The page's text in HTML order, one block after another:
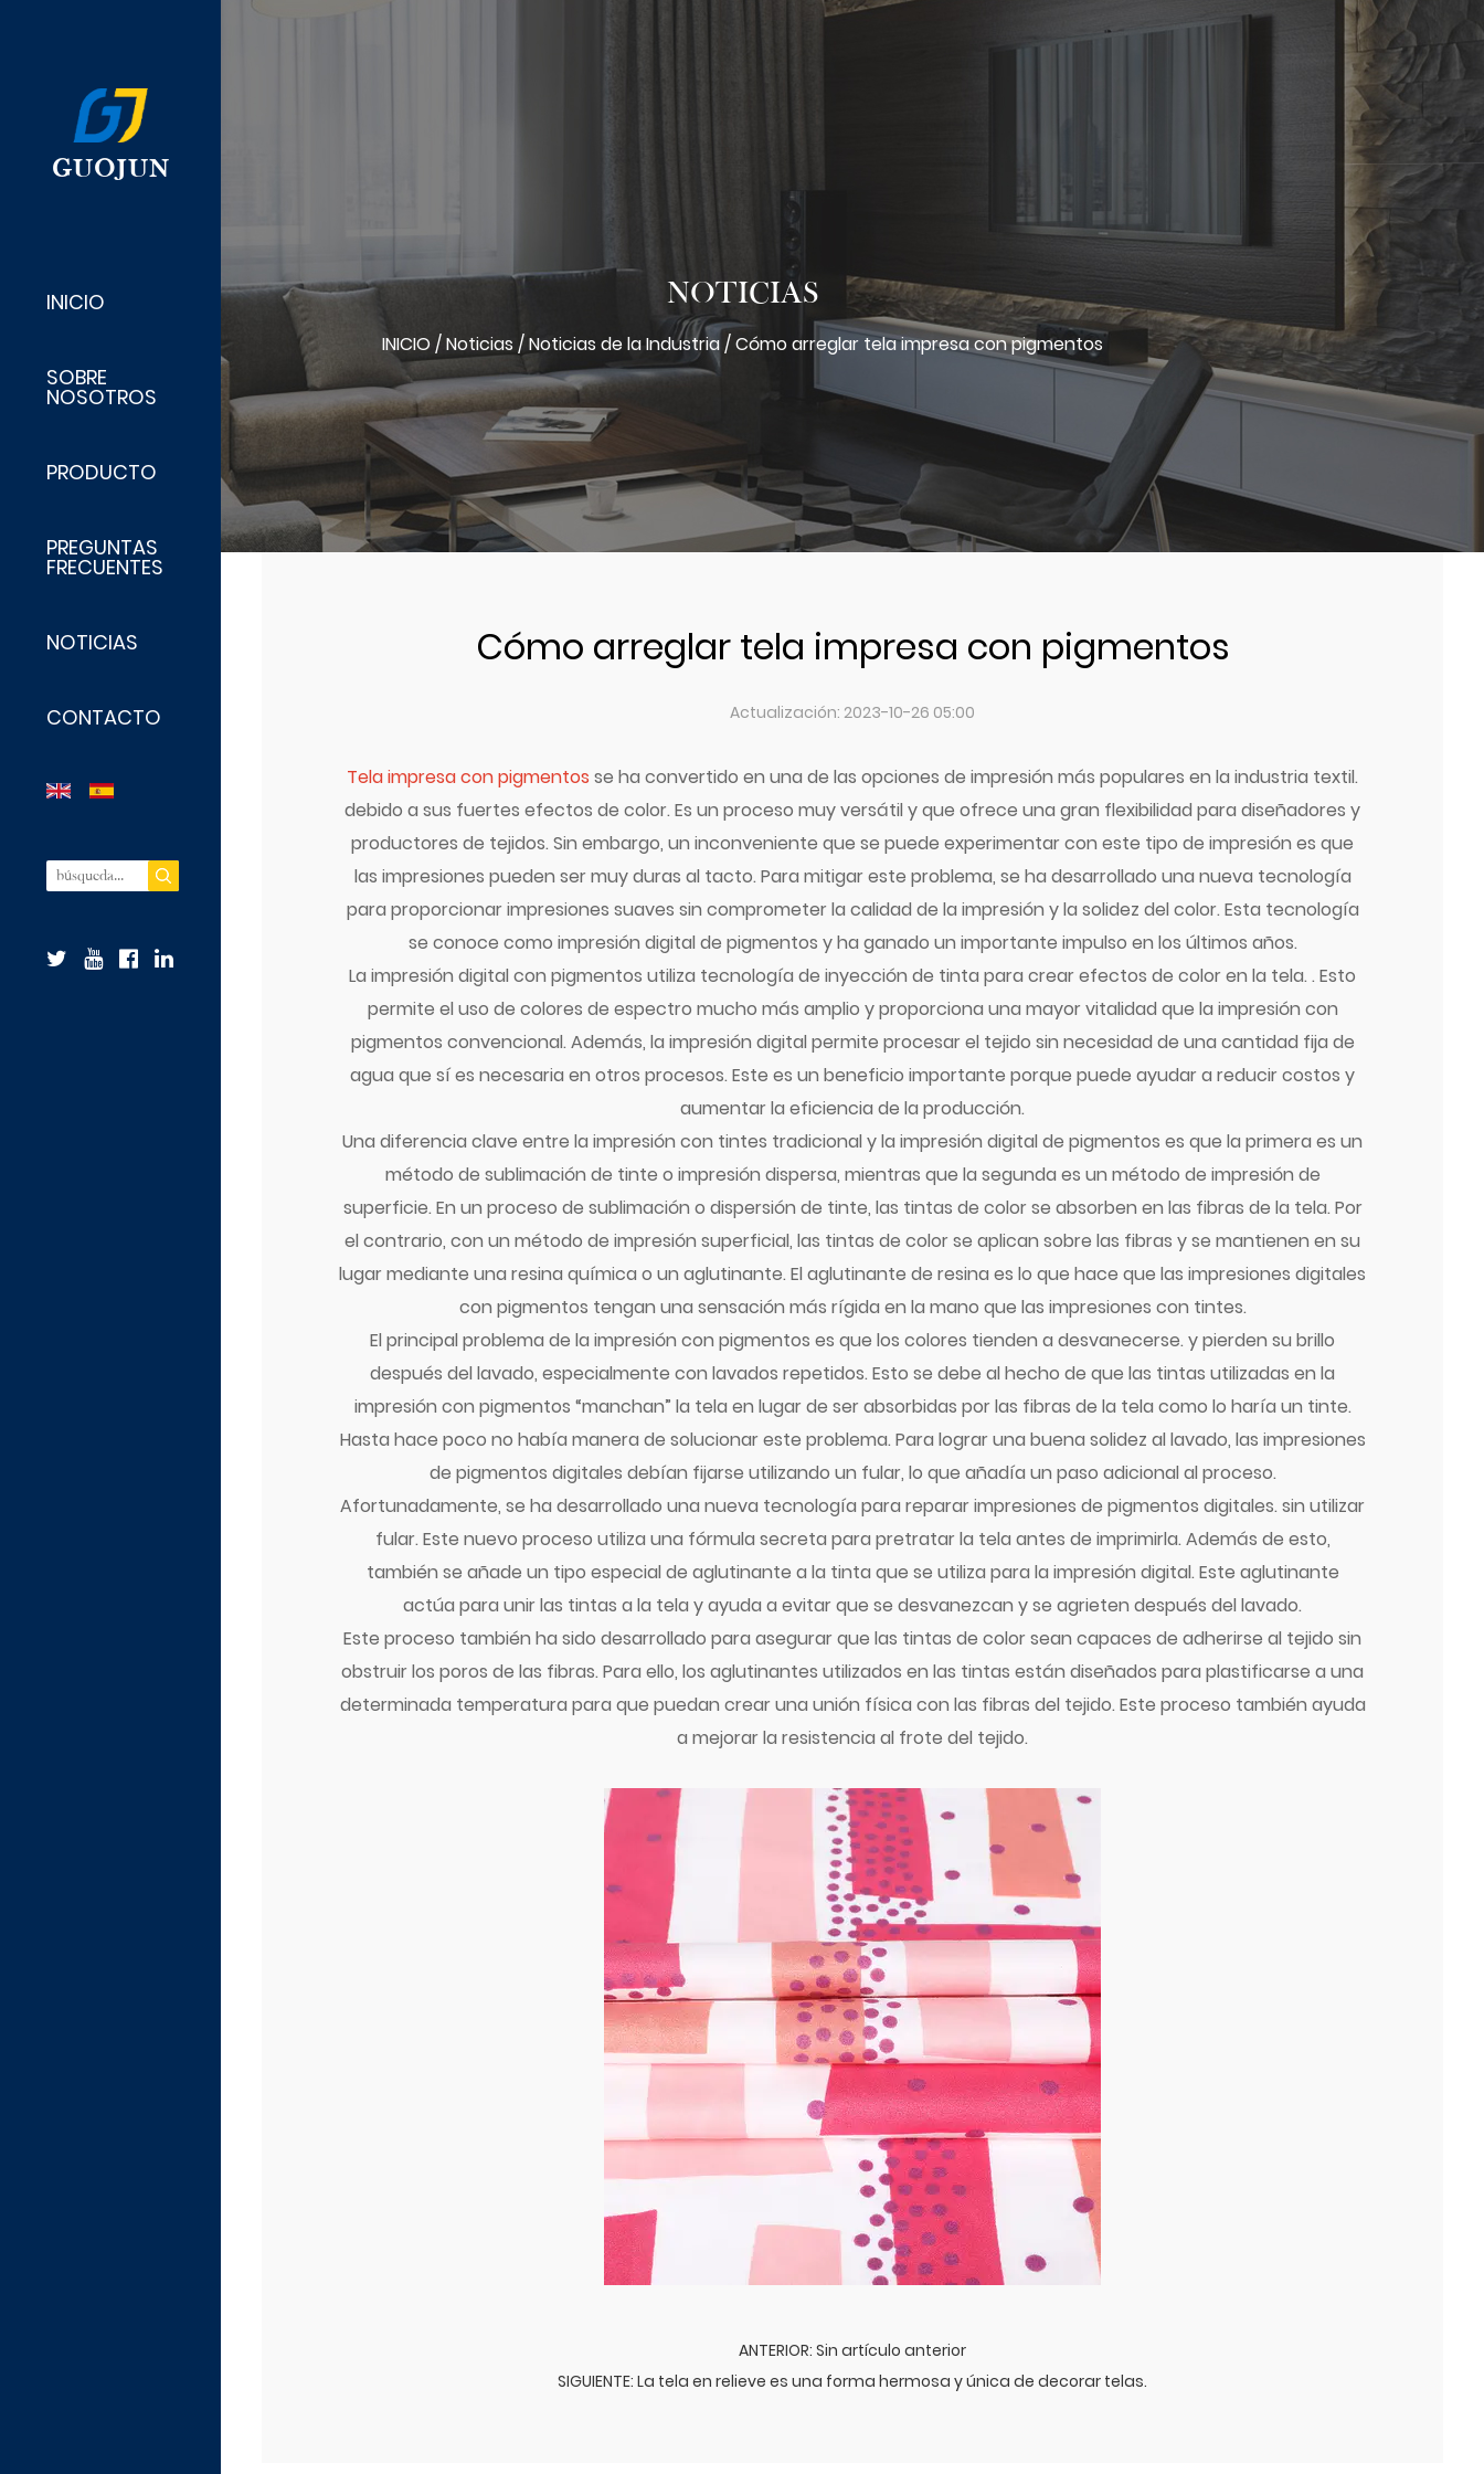
GUOJUN
INICIO
SOBRE
NOSOTROS
PRODUCTO
PREGUNTAS
FRECUENTES
NOTICIAS
CONTACTO
NOTICIAS
INICIO/Noticias /Noticias de la Industria/Cómo arreglar tela impresa con pigmentos
Cómo arreglar tela impresa con pigmentos
Actualización: 2023-10-26 05:00
Tela impresa con pigmentos se ha convertido en una de las opciones de impresión más populares en la industria textil.
debido a sus fuertes efectos de color. Es un proceso muy versátil y que ofrece una gran flexibilidad para diseñadores y
productores de tejidos. Sin embargo, un inconveniente que se puede experimentar con este tipo de impresión es que
las impresiones pueden ser muy duras al tacto. Para mitigar este problema, se ha desarrollado una nueva tecnología
para proporcionar impresiones suaves sin comprometer la calidad de la impresión y la solidez del color. Esta tecnología
se conoce como impresión digital de pigmentos y ha ganado un importante impulso en los últimos años.
La impresión digital con pigmentos utiliza tecnología de inyección de tinta para crear efectos de color en la tela. . Esto
permite el uso de colores de espectro mucho más amplio y proporciona una mayor vitalidad que la impresión con
pigmentos convencional. Además, la impresión digital permite procesar el tejido sin necesidad de una cantidad fija de
agua que sí es necesaria en otros procesos. Este es un beneficio importante porque puede ayudar a reducir costos y
aumentar la eficiencia de la producción.
Una diferencia clave entre la impresión con tintes tradicional y la impresión digital de pigmentos es que la primera es un
método de sublimación de tinte o impresión dispersa, mientras que la segunda es un método de impresión de
superficie. En un proceso de sublimación o dispersión de tinte, las tintas de color se absorben en las fibras de la tela. Por
el contrario, con un método de impresión superficial, las tintas de color se aplican sobre las fibras y se mantienen en su
lugar mediante una resina química o un aglutinante. El aglutinante de resina es lo que hace que las impresiones digitales
con pigmentos tengan una sensación más rígida en la mano que las impresiones con tintes.
El principal problema de la impresión con pigmentos es que los colores tienden a desvanecerse. y pierden su brillo
después del lavado, especialmente con lavados repetidos. Esto se debe al hecho de que las tintas utilizadas en la
impresión con pigmentos “manchan” la tela en lugar de ser absorbidas por las fibras de la tela como lo haría un tinte.
Hasta hace poco no había manera de solucionar este problema. Para lograr una buena solidez al lavado, las impresiones
de pigmentos digitales debían fijarse utilizando un fular, lo que añadía un paso adicional al proceso.
Afortunadamente, se ha desarrollado una nueva tecnología para reparar impresiones de pigmentos digitales. sin utilizar
fular. Este nuevo proceso utiliza una fórmula secreta para pretratar la tela antes de imprimirla. Además de esto,
también se añade un tipo especial de aglutinante a la tinta que se utiliza para la impresión digital. Este aglutinante
actúa para unir las tintas a la tela y ayuda a evitar que se desvanezcan y se agrieten después del lavado.
Este proceso también ha sido desarrollado para asegurarque las tintas de color sean capaces de adherirse al tejido sin
obstruir los poros de las fibras. Para ello, los aglutinantes utilizados en las tintas están diseñados para plastificarse a una
determinada temperatura para que puedan crear una unión física con las fibras del tejido. Este proceso también ayuda
a mejorar la resistencia al frote del tejido.
ANTERIOR: Sin artículo anterior
SIGUIENTE: La tela en relieve es una forma hermosa y única de decorar telas.